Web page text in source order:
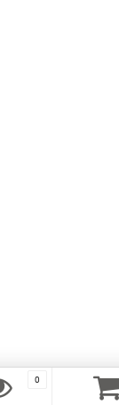
0